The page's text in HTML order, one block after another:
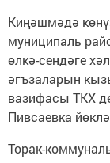
Киңәшмәдә
муниципаль
өлкә-сендәге
әгъзаларын
вазифасы ТКХ
Пивсаевка
Торак-